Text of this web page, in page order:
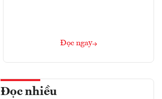
Đọc ngay
Đọc nhiều